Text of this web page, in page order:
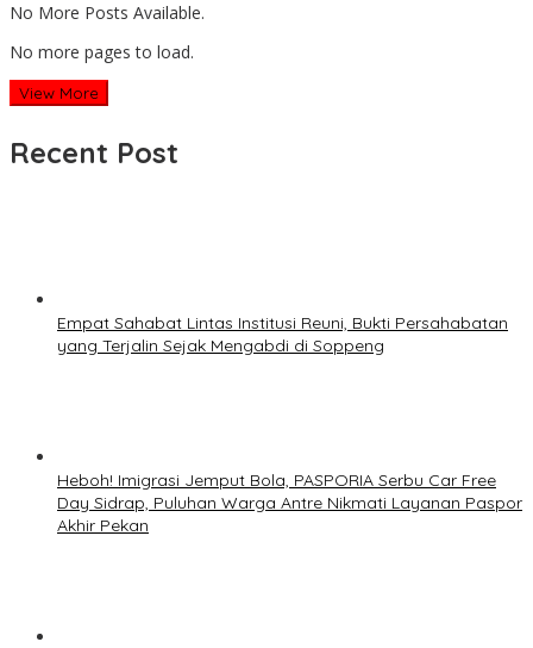
No More Posts Available.
No more pages to load.
View More
Recent Post
Empat Sahabat Lintas Institusi Reuni, Bukti Persahabatan
yang Terjalin Sejak Mengabdi di Soppeng
Heboh! Imigrasi Jemput Bola, PASPORIA Serbu Car Free
Day Sidrap, Puluhan Warga Antre Nikmati Layanan Paspor
Akhir Pekan